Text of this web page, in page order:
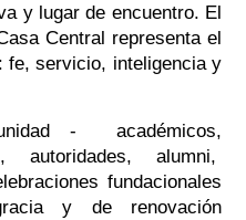
y lugar de encuentro. El
Central representa el
fe, servicio, inteligencia y
- académicos,
autoridades, alumni,
fundacionales
y de renovación